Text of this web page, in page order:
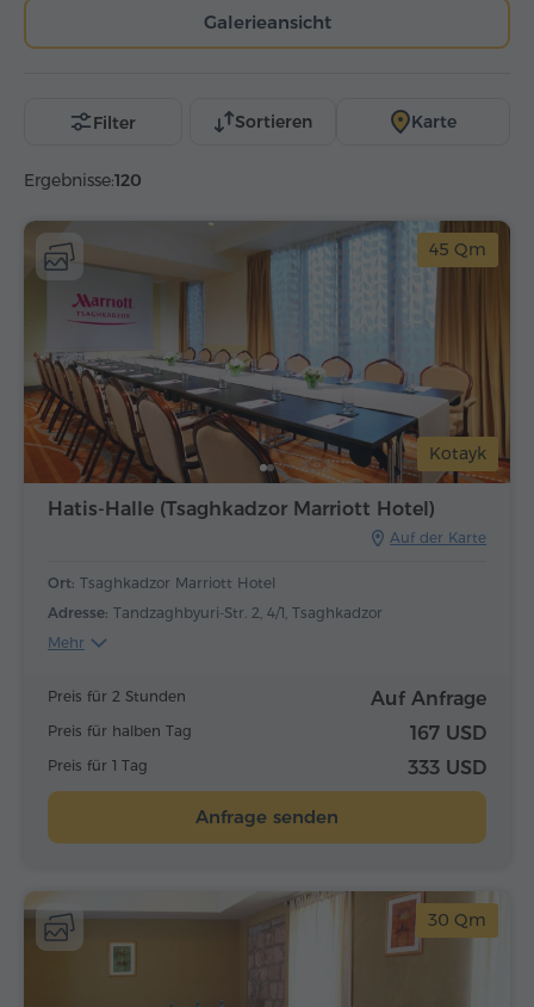
Galerieansicht
Ergebnisse:120
Filter Sortieren Karte
Kotayk
45 Qm
Hatis-Halle (Tsaghkadzor Marriott Hotel)
Auf der Karte
Ort: Tsaghkadzor Marriott Hotel
Adresse: Tandzaghbyuri-Str. 2, 4/1, Tsaghkadzor
Mehr
Preis für 2 Stunden Auf Anfrage
Preis für halben Tag 167 USD
Preis für 1 Tag 333 USD
Anfrage senden
30 Qm